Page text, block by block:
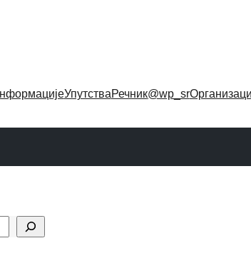
УпутстваРечник@wp_sr